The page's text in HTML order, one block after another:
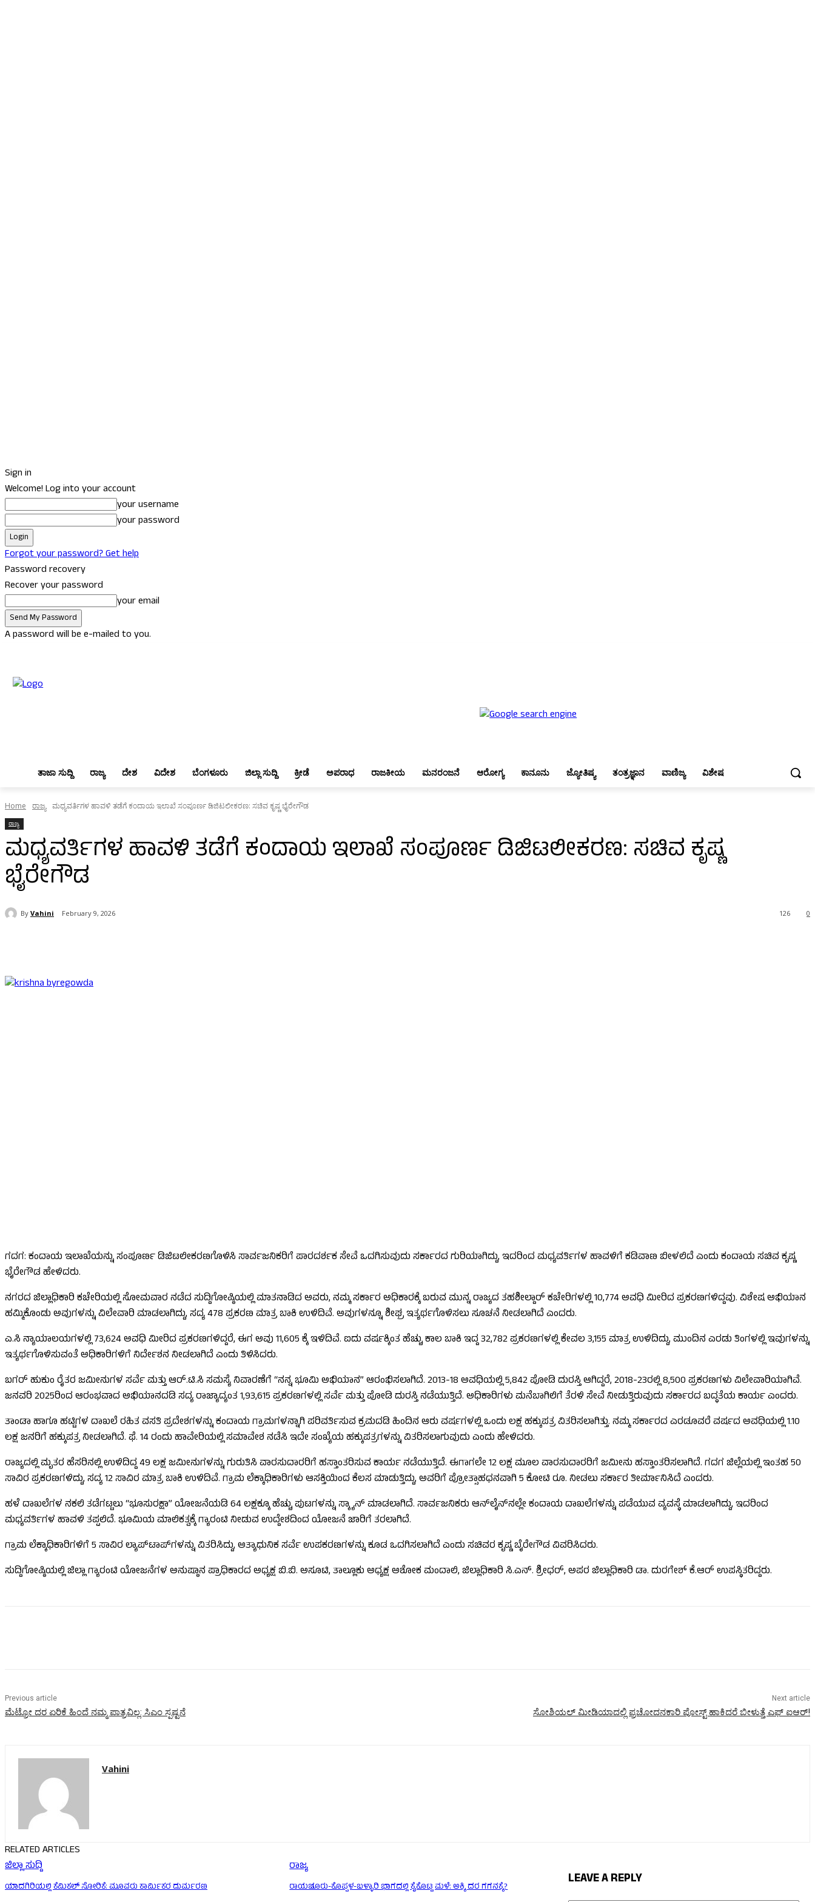
Sign in
Welcome! Log into your account
your username
your password
Forgot your password? Get help
Password recovery
Recover your password
your email
A password will be e-mailed to you.
ತಾಜಾ ಸುದ್ದಿ ರಾಜ್ಯ ದೇಶ ವಿದೇಶ ಬೆಂಗಳೂರು ಜಿಲ್ಲಾ ಸುದ್ದಿ ಕ್ರೀಡೆ ಅಪರಾಧ ರಾಜಕೀಯ ಮನರಂಜನೆ ಆರೋಗ್ಯ ಕಾನೂನು ಜ್ಯೋತಿಷ್ಯ ತಂತ್ರಜ್ಞಾನ ವಾಣಿಜ್ಯ ವಿಶೇಷ
Home ರಾಜ್ಯ ಮಧ್ಯವರ್ತಿಗಳ ಹಾವಳಿ ತಡೆಗೆ ಕಂದಾಯ ಇಲಾಖೆ ಸಂಪೂರ್ಣ ಡಿಜಿಟಲೀಕರಣ: ಸಚಿವ ಕೃಷ್ಣ ಭೈರೇಗೌಡ
ರಾಜ್ಯ
ಮಧ್ಯವರ್ತಿಗಳ ಹಾವಳಿ ತಡೆಗೆ ಕಂದಾಯ ಇಲಾಖೆ ಸಂಪೂರ್ಣ ಡಿಜಿಟಲೀಕರಣ: ಸಚಿವ ಕೃಷ್ಣ
ಭೈರೇಗೌಡ
By Vahini February 9, 2026 0
126
ಗದಗ: ಕಂದಾಯ ಇಲಾಖೆಯನ್ನು ಸಂಪೂರ್ಣ ಡಿಜಿಟಲೀಕರಣಗೊಳಿಸಿ ಸಾರ್ವಜನಿಕರಿಗೆ ಪಾರದರ್ಶಕ ಸೇವೆ ಒದಗಿಸುವುದು ಸರ್ಕಾರದ ಗುರಿಯಾಗಿದ್ದು, ಇದರಿಂದ ಮಧ್ಯವರ್ತಿಗಳ ಹಾವಳಿಗೆ ಕಡಿವಾಣ ಬೀಳಲಿದೆ ಎಂದು ಕಂದಾಯ ಸಚಿವ ಕೃಷ್ಣ
ಭೈರೇಗೌಡ ಹೇಳಿದರು.
ನಗರದ ಜಿಲ್ಲಾಧಿಕಾರಿ ಕಚೇರಿಯಲ್ಲಿ ಸೋಮವಾರ ನಡೆದ ಸುದ್ದಿಗೋಷ್ಠಿಯಲ್ಲಿ ಮಾತನಾಡಿದ ಅವರು, ನಮ್ಮ ಸರ್ಕಾರ ಅಧಿಕಾರಕ್ಕೆ ಬರುವ ಮುನ್ನ ರಾಜ್ಯದ ತಹಶೀಲ್ದಾರ್ ಕಚೇರಿಗಳಲ್ಲಿ 10,774 ಅವಧಿ ಮೀರಿದ ಪ್ರಕರಣಗಳಿದ್ದವು. ವಿಶೇಷ ಅಭಿಯಾನ
ಹಮ್ಮಿಕೊಂಡು ಅವುಗಳನ್ನು ವಿಲೇವಾರಿ ಮಾಡಲಾಗಿದ್ದು, ಸದ್ಯ 478 ಪ್ರಕರಣ ಮಾತ್ರ ಬಾಕಿ ಉಳಿದಿವೆ. ಅವುಗಳನ್ನೂ ಶೀಘ್ರ ಇತ್ಯರ್ಥಗೊಳಿಸಲು ಸೂಚನೆ ನೀಡಲಾಗಿದೆ ಎಂದರು.
ಎ.ಸಿ ನ್ಯಾಯಾಲಯಗಳಲ್ಲಿ 73,624 ಅವಧಿ ಮೀರಿದ ಪ್ರಕರಣಗಳಿದ್ದರೆ, ಈಗ ಅವು 11,605 ಕ್ಕೆ ಇಳಿದಿವೆ. ಐದು ವರ್ಷಕ್ಕಿಂತ ಹೆಚ್ಚು ಕಾಲ ಬಾಕಿ ಇದ್ದ 32,782 ಪ್ರಕರಣಗಳಲ್ಲಿ ಕೇವಲ 3,155 ಮಾತ್ರ ಉಳಿದಿದ್ದು, ಮುಂದಿನ ಎರಡು ತಿಂಗಳಲ್ಲಿ ಇವುಗಳನ್ನು
ಇತ್ಯರ್ಥಗೊಳಿಸುವಂತೆ ಅಧಿಕಾರಿಗಳಿಗೆ ನಿರ್ದೇಶನ ನೀಡಲಾಗಿದೆ ಎಂದು ತಿಳಿಸಿದರು.
ಬಗರ್ ಹುಕುಂ ರೈತರ ಜಮೀನುಗಳ ಸರ್ವೆ ಮತ್ತು ಆರ್.ಟಿ.ಸಿ ಸಮಸ್ಯೆ ನಿವಾರಣೆಗೆ “ನನ್ನ ಭೂಮಿ ಅಭಿಯಾನ” ಆರಂಭಿಸಲಾಗಿದೆ. 2013-18 ಅವಧಿಯಲ್ಲಿ 5,842 ಪೋಡಿ ದುರಸ್ತಿ ಆಗಿದ್ದರೆ, 2018-23ರಲ್ಲಿ 8,500 ಪ್ರಕರಣಗಳು ವಿಲೇವಾರಿಯಾಗಿವೆ.
ಜನವರಿ 2025ರಿಂದ ಆರಂಭವಾದ ಅಭಿಯಾನದಡಿ ಸದ್ಯ ರಾಜ್ಯಾದ್ಯಂತ 1,93,615 ಪ್ರಕರಣಗಳಲ್ಲಿ ಸರ್ವೆ ಮತ್ತು ಪೋಡಿ ದುರಸ್ತಿ ನಡೆಯುತ್ತಿದೆ. ಅಧಿಕಾರಿಗಳು ಮನೆಬಾಗಿಲಿಗೆ ತೆರಳಿ ಸೇವೆ ನೀಡುತ್ತಿರುವುದು ಸರ್ಕಾರದ ಬದ್ಧತೆಯ ಕಾರ್ಯ ಎಂದರು.
ತಾಂಡಾ ಹಾಗೂ ಹಟ್ಟಿಗಳ ದಾಖಲೆ ರಹಿತ ವಸತಿ ಪ್ರದೇಶಗಳನ್ನು ಕಂದಾಯ ಗ್ರಾಮಗಳನ್ನಾಗಿ ಪರಿವರ್ತಿಸುವ ಕ್ರಮದಡಿ ಹಿಂದಿನ ಆರು ವರ್ಷಗಳಲ್ಲಿ ಒಂದು ಲಕ್ಷ ಹಕ್ಕುಪತ್ರ ವಿತರಿಸಲಾಗಿತ್ತು. ನಮ್ಮ ಸರ್ಕಾರದ ಎರಡೂವರೆ ವರ್ಷದ ಅವಧಿಯಲ್ಲಿ 1.10
ಲಕ್ಷ ಜನರಿಗೆ ಹಕ್ಕುಪತ್ರ ನೀಡಲಾಗಿದೆ. ಫೆ. 14 ರಂದು ಹಾವೇರಿಯಲ್ಲಿ ಸಮಾವೇಶ ನಡೆಸಿ ಇದೇ ಸಂಖ್ಯೆಯ ಹಕ್ಕುಪತ್ರಗಳನ್ನು ವಿತರಿಸಲಾಗುವುದು ಎಂದು ಹೇಳಿದರು.
ರಾಜ್ಯದಲ್ಲಿ ಮೃತರ ಹೆಸರಿನಲ್ಲಿ ಉಳಿದಿದ್ದ 49 ಲಕ್ಷ ಜಮೀನುಗಳನ್ನು ಗುರುತಿಸಿ ವಾರಸುದಾರರಿಗೆ ಹಸ್ತಾಂತರಿಸುವ ಕಾರ್ಯ ನಡೆಯುತ್ತಿದೆ. ಈಗಾಗಲೇ 12 ಲಕ್ಷ ಮೂಲ ವಾರಸುದಾರರಿಗೆ ಜಮೀನು ಹಸ್ತಾಂತರಿಸಲಾಗಿದೆ. ಗದಗ ಜಿಲ್ಲೆಯಲ್ಲಿ ಇಂತಹ 50
ಸಾವಿರ ಪ್ರಕರಣಗಳಿದ್ದು, ಸದ್ಯ 12 ಸಾವಿರ ಮಾತ್ರ ಬಾಕಿ ಉಳಿದಿವೆ. ಗ್ರಾಮ ಲೆಕ್ಕಾಧಿಕಾರಿಗಳು ಆಸಕ್ತಿಯಿಂದ ಕೆಲಸ ಮಾಡುತ್ತಿದ್ದು, ಅವರಿಗೆ ಪ್ರೋತ್ಸಾಹಧನವಾಗಿ 5 ಕೋಟಿ ರೂ. ನೀಡಲು ಸರ್ಕಾರ ತೀರ್ಮಾನಿಸಿದೆ ಎಂದರು.
ಹಳೆ ದಾಖಲೆಗಳ ನಕಲಿ ತಡೆಗಟ್ಟಲು “ಭೂಸುರಕ್ಷಾ” ಯೋಜನೆಯಡಿ 64 ಲಕ್ಷಕ್ಕೂ ಹೆಚ್ಚು ಪುಟಗಳನ್ನು ಸ್ಕ್ಯಾನ್ ಮಾಡಲಾಗಿದೆ. ಸಾರ್ವಜನಿಕರು ಆನ್‌ಲೈನ್‌ನಲ್ಲೇ ಕಂದಾಯ ದಾಖಲೆಗಳನ್ನು ಪಡೆಯುವ ವ್ಯವಸ್ಥೆ ಮಾಡಲಾಗಿದ್ದು, ಇದರಿಂದ
ಮಧ್ಯವರ್ತಿಗಳ ಹಾವಳಿ ತಪ್ಪಲಿದೆ. ಭೂಮಿಯ ಮಾಲಿಕತ್ವಕ್ಕೆ ಗ್ಯಾರಂಟಿ ನೀಡುವ ಉದ್ದೇಶದಿಂದ ಯೋಜನೆ ಜಾರಿಗೆ ತರಲಾಗಿದೆ.
ಗ್ರಾಮ ಲೆಕ್ಕಾಧಿಕಾರಿಗಳಿಗೆ 5 ಸಾವಿರ ಲ್ಯಾಪ್‌ಟಾಪ್‌ಗಳನ್ನು ವಿತರಿಸಿದ್ದು, ಅತ್ಯಾಧುನಿಕ ಸರ್ವೆ ಉಪಕರಣಗಳನ್ನು ಕೂಡ ಒದಗಿಸಲಾಗಿದೆ ಎಂದು ಸಚಿವರ ಕೃಷ್ಣ ಬೈರೇಗೌಡ ವಿವರಿಸಿದರು.
ಸುದ್ದಿಗೋಷ್ಠಿಯಲ್ಲಿ ಜಿಲ್ಲಾ ಗ್ಯಾರಂಟಿ ಯೋಜನೆಗಳ ಅನುಷ್ಠಾನ ಪ್ರಾಧಿಕಾರದ ಅಧ್ಯಕ್ಷ ಬಿ.ಬಿ. ಅಸೂಟಿ, ತಾಲ್ಲೂಕು ಅಧ್ಯಕ್ಷ ಅಶೋಕ ಮಂದಾಲಿ, ಜಿಲ್ಲಾಧಿಕಾರಿ ಸಿ.ಎನ್. ಶ್ರೀಧರ್, ಅಪರ ಜಿಲ್ಲಾಧಿಕಾರಿ ಡಾ. ದುರಗೇಶ್ ಕೆ.ಆರ್ ಉಪಸ್ಥಿತರಿದ್ದರು.
Previous article
ಮೆಟ್ರೋ ದರ ಏರಿಕೆ ಹಿಂದೆ ನಮ್ಮ ಪಾತ್ರವಿಲ್ಲ: ಸಿಎಂ ಸ್ಪಷ್ಟನೆ
Next article
ಸೋಶಿಯಲ್ ಮೀಡಿಯಾದಲ್ಲಿ ಪ್ರಚೋದನಕಾರಿ ಪೋಸ್ಟ್ ಹಾಕಿದರೆ ಬೀಳುತ್ತೆ ಎಫ್ ಐಆರ್!
Vahini
RELATED ARTICLES
ಜಿಲ್ಲಾ ಸುದ್ದಿ
ಯಾದಗಿರಿಯಲ್ಲಿ ಕೆಮಿಕಲ್ ಸೋರಿಕೆ: ಮೂವರು ಕಾರ್ಮಿಕರ ದುರ್ಮರಣ
ರಾಜ್ಯ
ರಾಯಚೂರು-ಕೊಪ್ಪಳ-ಬಳ್ಳಾರಿ ಭಾಗದಲ್ಲಿ ಕೈಕೊಟ್ಟ ಮಳೆ: ಅಕ್ಕಿ ದರ ಗಗನಕ್ಕೆ? LEAVE A REPLY